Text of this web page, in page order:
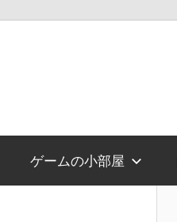
ゲームの小部屋